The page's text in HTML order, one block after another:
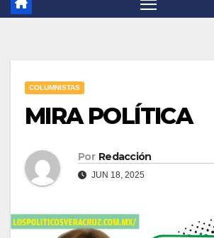
COLUMNISTAS
MIRA POLÍTICA
Por Redacción
JUN 18, 2025